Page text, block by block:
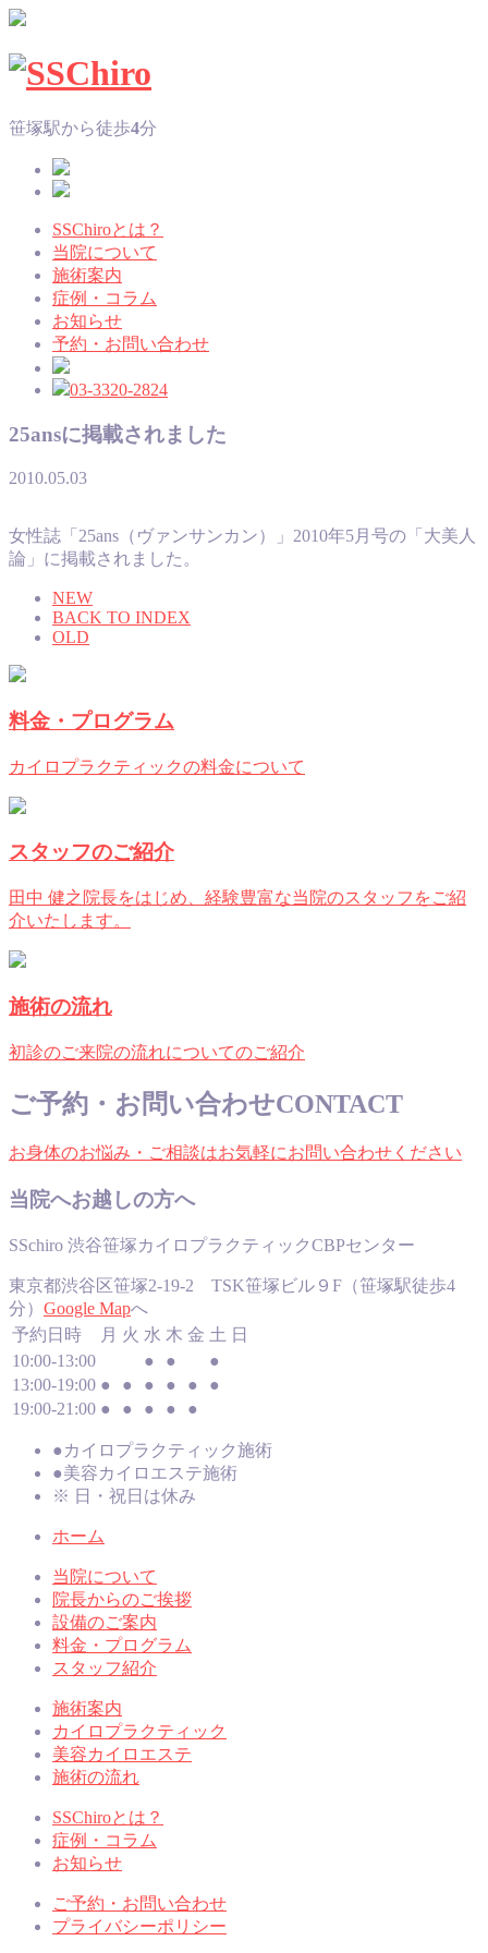
笹塚駅から徒歩4分
SSChiroとは？
当院について
施術案内
症例・コラム
お知らせ
予約・お問い合わせ
03-3320-2824
25ansに掲載されました
2010.05.03
女性誌「25ans（ヴァンサンカン）」2010年5月号の「大美人
論」に掲載されました。
NEW
BACK TO INDEX
OLD
料金・プログラム
カイロプラクティックの料金について
スタッフのご紹介
田中 健之院長をはじめ、経験豊富な当院のスタッフをご紹
介いたします。
施術の流れ
初診のご来院の流れについてのご紹介
ご予約・お問い合わせCONTACT
お身体のお悩み・ご相談はお気軽にお問い合わせください
当院へお越しの方へ
SSchiro 渋谷笹塚カイロプラクティックCBPセンター
東京都渋谷区笹塚2-19-2 TSK笹塚ビル９F（笹塚駅徒歩4
分） Google Mapへ
予約日時
月 火 水 木 金 土 日
10:00-13:00
● ●
●
13:00-19:00 ● ● ● ● ●
●
19:00-21:00 ● ● ● ● ●
●カイロプラクティック施術
●美容カイロエステ施術
※ 日・祝日は休み
ホーム
当院について
院長からのご挨拶
設備のご案内
料金・プログラム
スタッフ紹介
施術案内
カイロプラクティック
美容カイロエステ
施術の流れ
SSChiroとは？
症例・コラム
お知らせ
ご予約・お問い合わせ
プライバシーポリシー